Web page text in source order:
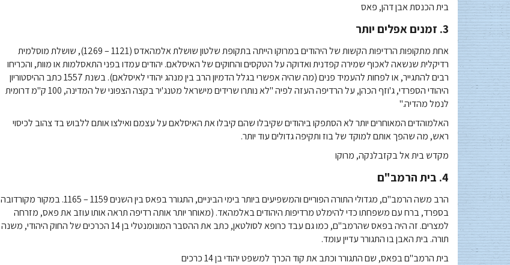
בית הכנסת אבן דהן, פאס
3. זמנים אפלים יותר
אחת מתקופות הרדיפות הקשות של היהודים במרוקו הייתה בתקופת שלטון שושלת אלמהאדס (1121 – 1269), שושלת מוסלמית
רדיקלית שנשאה לאכוף שמירה קפדנית ואדוקה על הטקסים והחוקים של האיסלאם. יהודים עמדו בפני התאסלמות או מוות, והכריחו
רבים להתגייר, או לפחות להעמיד פנים (מה שהיה אפשרי בגלל הדמיון הרב בין מנהג יהודי לאיסלאם). בשנת 1557 כתב ההיסטוריון
היהודי הספרדי, ג'וזף הכהן, על הרדיפה העזה לפיה "לא נותרו שרידים מישראל מטנג'יר בקצה הצפוני של המדינה, 100 ק"מ דרומית
לנמל מהדיה."
האלמוהדים המאוחרים יותר לא הסתפקו ביהודים שקיבלו שהם קיבלו את האיסלאם על עצמם ואילצו אותם ללבוש בד צהוב לכיסוי
ראש, מה שהפך אותם למוקד של בוז ותקיפה גדולים עוד יותר.
מקדש בית אל בקזבלנקה, מרוקו
4. בית הרמב"ם
הרב משה הרמב"ם, מגדולי התורה הפוריים והמשפיעים ביותר בימי הביניים, התגורר בפאס בין השנים 1159 – 1165. במקור מקורדובה
בספרד, ברח עם משפחתו כדי להימלט מרדיפות היהודים באלמהאד. (מאוחר יותר אותה רדיפה תראה אותו עוזב את פאס, מזרחה
למצרים. זה היה בפאס שהרמב"ם, כמו גם עבד כרופא לסולטאן, כתב את ההסבר המונומנטלי בן 14 הכרכים של החוק היהודי, משנה
תורה. בית האבן בו התגורר עדיין עומד.
בית הרמב"ם בפאס, שם התגורר וכתב את קוד הכרך למשפט יהודי בן 14 כרכים